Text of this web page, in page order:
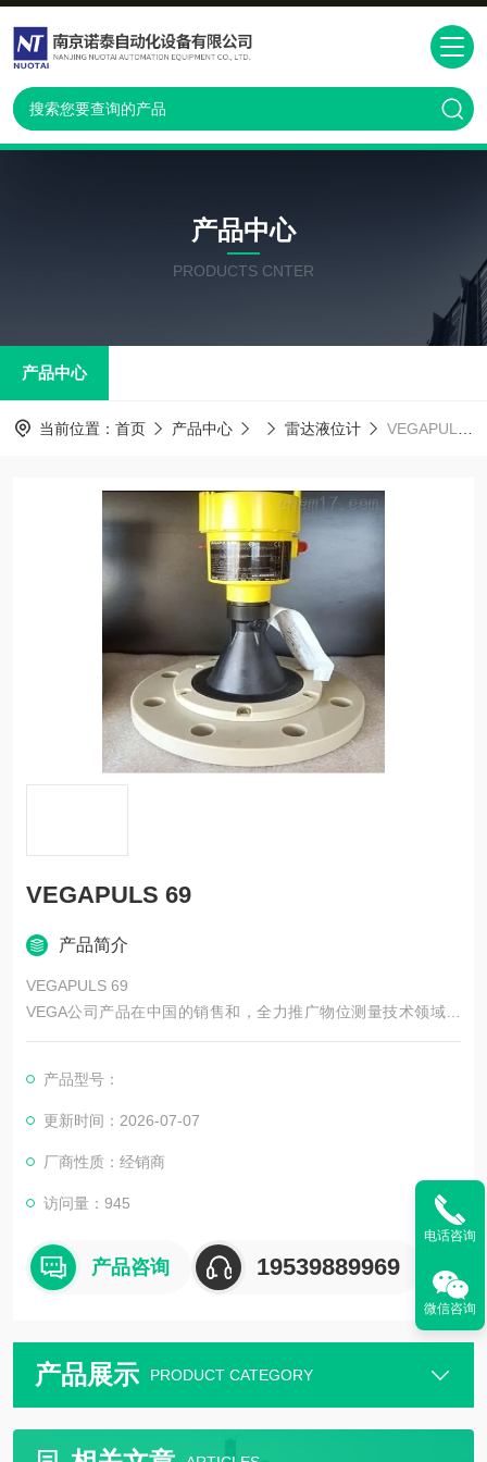
产品中心
PRODUCTS CNTER
产品中心
当前位置： 首页 产品中心 雷达液位计 VEGAPULS 69
VEGAPULS 69
产品简介
VEGAPULS 69
VEGA公司产品在中国的销售和，全力推广物位测量技术领域的
成果应用于各领域，为用户提供咨询、培训和服务。
等。
产品型号：
更新时间：2026-07-07
厂商性质：经销商
访问量：945
产品咨询 19539889969
产品展示 PRODUCT CATEGORY
电话咨询
微信咨询